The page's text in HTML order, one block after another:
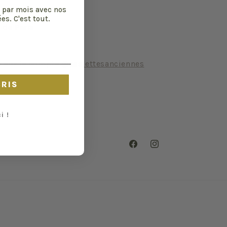
sur le compte@assiettesanciennes
FacebookInstagram
mois avec nos
C'est tout.
!